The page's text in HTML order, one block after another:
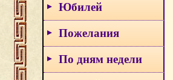
Юбилей
Пожелания
По дням недели